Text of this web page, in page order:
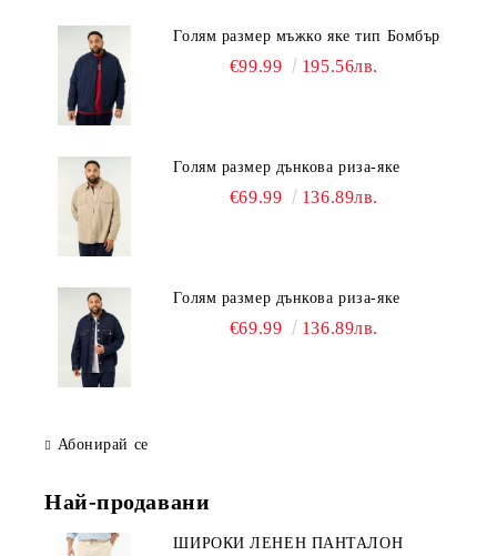
Голям размер мъжко яке тип Бомбър
€99.99 195.56лв.
Голям размер дънкова риза-яке
€69.99 136.89лв.
Голям размер дънкова риза-яке
€69.99 136.89лв.
Абонирай се
Най-продавани
ШИРОКИ ЛЕНЕН ПАНТАЛОН